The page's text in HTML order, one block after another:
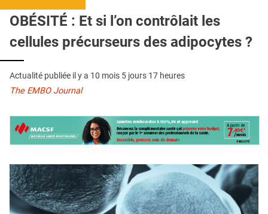
CONTACT
OBÉSITÉ : Et si l’on contrôlait les
cellules précurseurs des adipocytes ?
Actualité publiée il y a 10 mois 5 jours 17 heures
The EMBO Journal